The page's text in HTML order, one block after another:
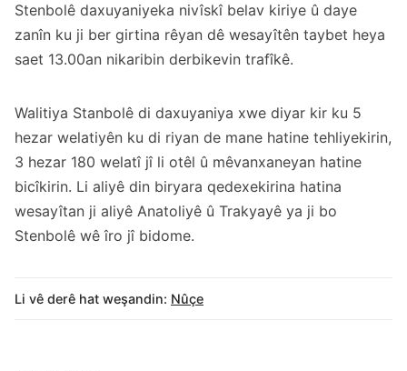
Stenbolê daxuyaniyeka nivîskî belav kiriye û daye
zanîn ku ji ber girtina rêyan dê wesayîtên taybet heya
saet 13.00an nikaribin derbikevin trafîkê.
Walitiya Stanbolê di daxuyaniya xwe diyar kir ku 5
hezar welatiyên ku di riyan de mane hatine tehliyekirin,
3 hezar 180 welatî jî li otêl û mêvanxaneyan hatine
bicîkirin. Li aliyê din biryara qedexekirina hatina
wesayîtan ji aliyê Anatoliyê û Trakyayê ya ji bo
Stenbolê wê îro jî bidome.
Li vê derê hat weşandin: Nûçe